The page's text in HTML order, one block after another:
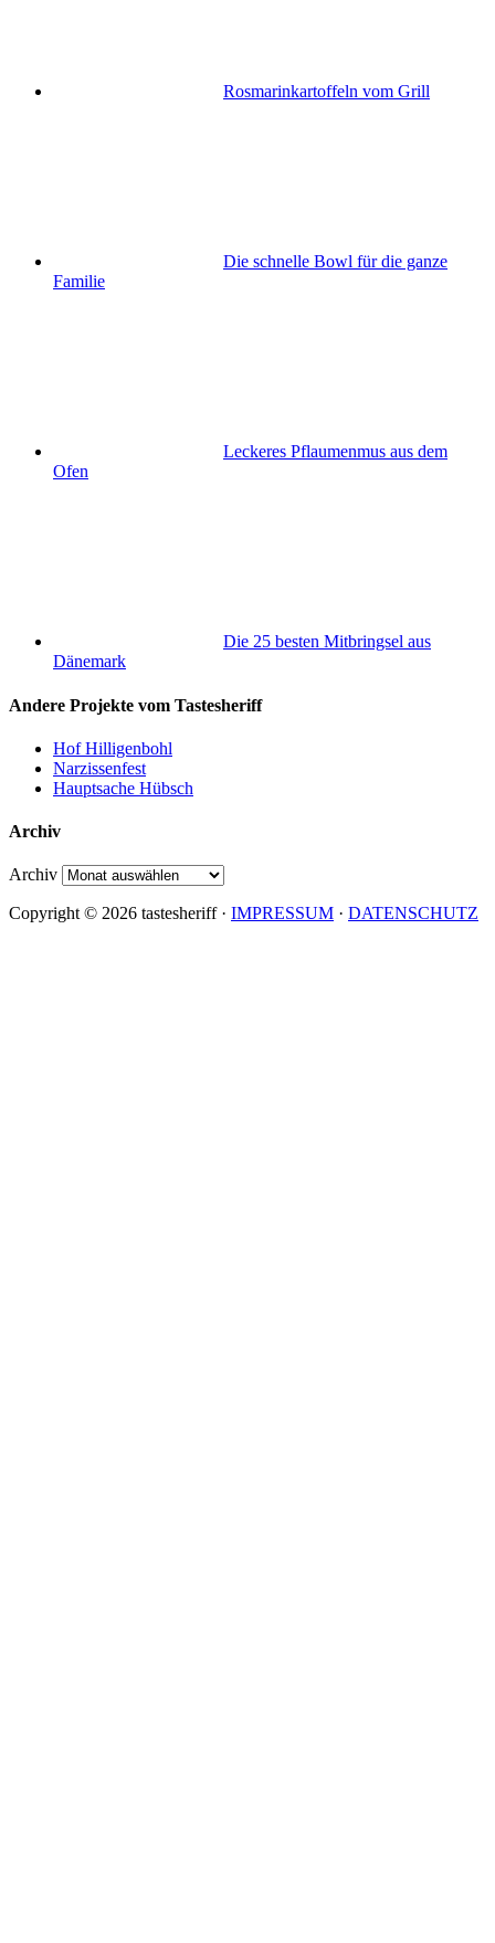
Rosmarinkartoffeln vom Grill
Die schnelle Bowl für die ganze
Familie
Leckeres Pflaumenmus aus dem
Ofen
Die 25 besten Mitbringsel aus
Dänemark
Andere Projekte vom Tastesheriff
Hof Hilligenbohl
Narzissenfest
Hauptsache Hübsch
Archiv
Archiv
Copyright © 2026 tastesheriff · IMPRESSUM · DATENSCHUTZ